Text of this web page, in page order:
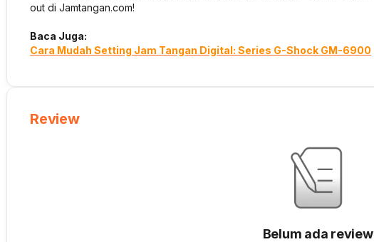
out di Jamtangan.com!
Baca Juga:
Cara Mudah Setting Jam Tangan Digital: Series G-Shock GM-6900
Review
Belum ada review